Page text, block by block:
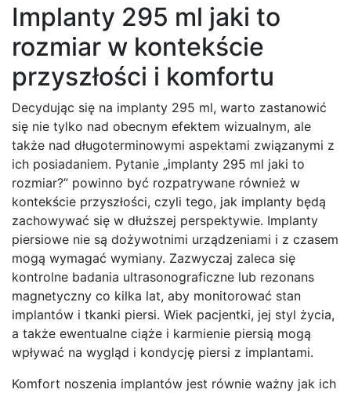
Implanty 295 ml jaki to
rozmiar w kontekście
przyszłości i komfortu
Decydując się na implanty 295 ml, warto zastanowić
się nie tylko nad obecnym efektem wizualnym, ale
także nad długoterminowymi aspektami związanymi z
ich posiadaniem. Pytanie „implanty 295 ml jaki to
rozmiar?” powinno być rozpatrywane również w
kontekście przyszłości, czyli tego, jak implanty będą
zachowywać się w dłuższej perspektywie. Implanty
piersiowe nie są dożywotnimi urządzeniami i z czasem
mogą wymagać wymiany. Zazwyczaj zaleca się
kontrolne badania ultrasonograficzne lub rezonans
magnetyczny co kilka lat, aby monitorować stan
implantów i tkanki piersi. Wiek pacjentki, jej styl życia,
a także ewentualne ciąże i karmienie piersią mogą
wpływać na wygląd i kondycję piersi z implantami.
Komfort noszenia implantów jest równie ważny jak ich